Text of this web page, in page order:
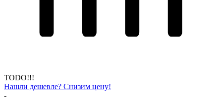
TODO!!!
Нашли дешевле? Снизим цену!
-